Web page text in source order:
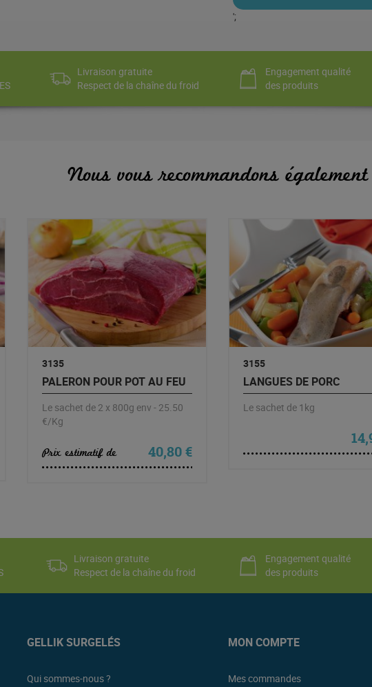
';
Livraison gratuite
Respect de la chaîne du froid
Engagement qualité
des produits
Nous vous recommandons également
3135
PALERON POUR POT AU FEU
Le sachet de 2 x 800g env - 25.50
€/Kg
Prix estimatif de 40,80€
3155
LANGUES DE PORC
Le sachet de 1kg
Livraison gratuite
Respect de la chaîne du froid
Engagement qualité
des produits
GELLIK SURGELÉS
Qui sommes-nous ?
MON COMPTE
Mes commandes